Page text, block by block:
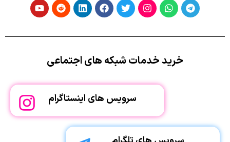
خرید خدمات شبکه های اجتماعی
سرویس های اینستاگرام